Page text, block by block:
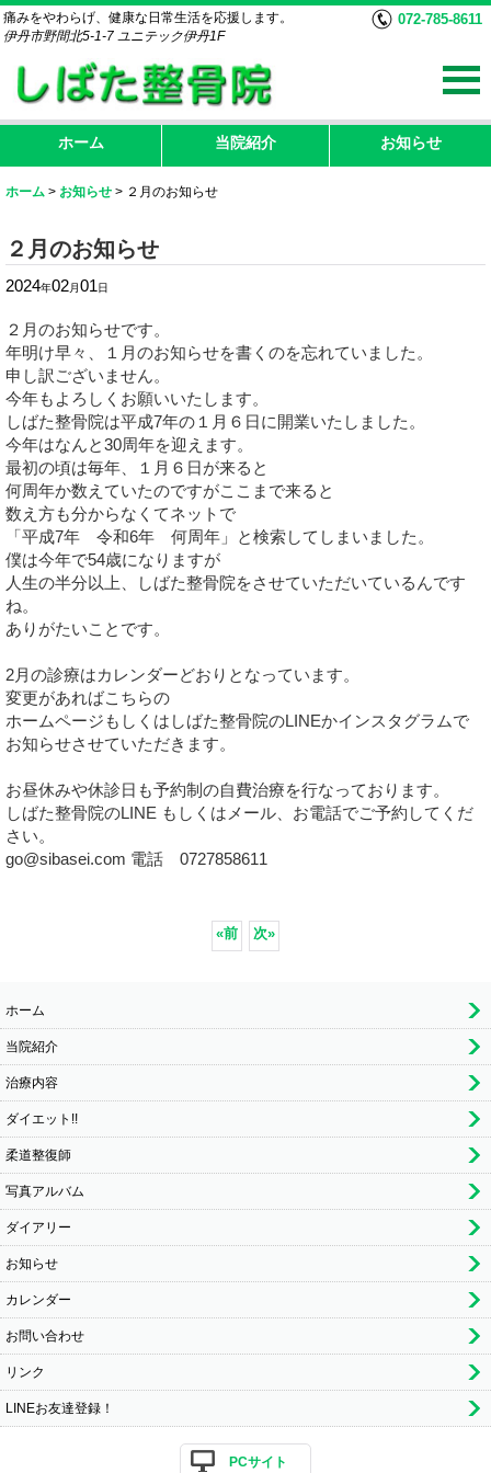
痛みをやわらげ、健康な日常生活を応援します。
伊丹市野間北5-1-7 ユニテック伊丹1F
072-785-8611
ホーム 当院紹介 お知らせ
ホーム > お知らせ > ２月のお知らせ
２月のお知らせ
2024年02月01日
２月のお知らせです。
年明け早々、１月のお知らせを書くのを忘れていました。
申し訳ございません。
今年もよろしくお願いいたします。
しばた整骨院は平成7年の１月６日に開業いたしました。
今年はなんと30周年を迎えます。
最初の頃は毎年、１月６日が来ると
何周年か数えていたのですがここまで来ると
数え方も分からなくてネットで
「平成7年 令和6年 何周年」と検索してしまいました。
僕は今年で54歳になりますが
人生の半分以上、しばた整骨院をさせていただいているんです
ね。
ありがたいことです。
2月の診療はカレンダーどおりとなっています。
変更があればこちらの
ホームページもしくはしばた整骨院のLINEかインスタグラムで
お知らせさせていただきます。
お昼休みや休診日も予約制の自費治療を行なっております。
しばた整骨院のLINE もしくはメール、お電話でご予約してくだ
さい。
go@sibasei.com 電話 0727858611
«前 次»
ホーム
当院紹介
治療内容
ダイエット!!
柔道整復師
写真アルバム
ダイアリー
お知らせ
カレンダー
お問い合わせ
リンク
LINEお友達登録！
PCサイト